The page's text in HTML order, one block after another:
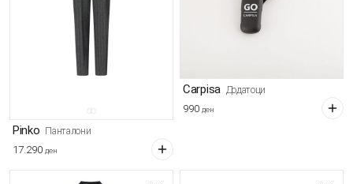
Pinko Панталони
17.290 ден
Carpisa Додатоци
990 ден